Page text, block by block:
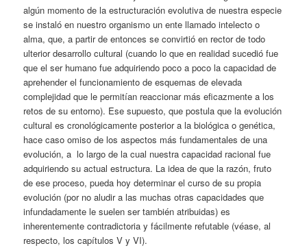
algún momento de la estructuración evolutiva de nuestra especie
se instaló en nuestro organismo un ente llamado intelecto o
alma, que, a partir de entonces se convirtió en rector de todo
ulterior desarrollo cultural (cuando lo que en realidad sucedió fue
que el ser humano fue adquiriendo poco a poco la capacidad de
aprehender el funcionamiento de esquemas de elevada
complejidad que le permitían reaccionar más eficazmente a los
retos de su entorno). Ese supuesto, que postula que la evolución
cultural es cronológicamente posterior a la biológica o genética,
hace caso omiso de los aspectos más fundamentales de una
evolución, a lo largo de la cual nuestra capacidad racional fue
adquiriendo su actual estructura. La idea de que la razón, fruto
de ese proceso, pueda hoy determinar el curso de su propia
evolución (por no aludir a las muchas otras capacidades que
infundadamente le suelen ser también atribuidas) es
inherentemente contradictoria y fácilmente refutable (véase, al
respecto, los capítulos V y VI).